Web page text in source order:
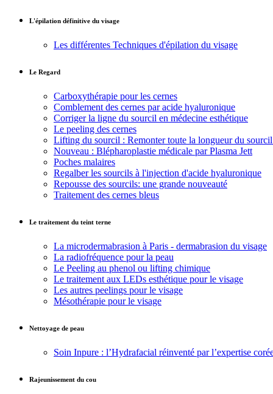
L'épilation définitive du visage
Les différentes Techniques d'épilation du visage
Le Regard
Carboxythérapie pour les cernes
Comblement des cernes par acide hyaluronique
Corriger la ligne du sourcil en médecine esthétique
Le peeling des cernes
Lifting du sourcil : Remonter toute la longueur du
Nouveau : Blépharoplastie médicale par Plasma Jett
Poches malaires
Regalber les sourcils à l'injection d'acide hyaluronique
Repousse des sourcils: une grande nouveauté
Traitement des cernes bleus
Le traitement du teint terne
La microdermabrasion à Paris - dermabrasion du visage
La radiofréquence pour la peau
Le Peeling au phenol ou lifting chimique
Le traitement aux LEDs esthétique pour le visage
Les autres peelings pour le visage
Mésothérapie pour le visage
Nettoyage de peau
Soin Inpure : l’Hydrafacial réinventé par l’expertise
Rajeunissement du cou